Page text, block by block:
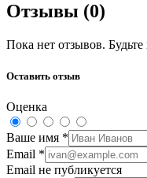
Отзывы (0)
Пока нет отзывов.
Оставить отзыв
Оценка
Ваше имя *
Email *
Email не публикуется